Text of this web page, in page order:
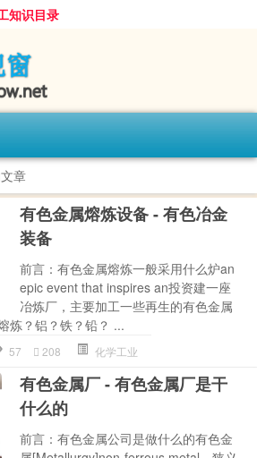
知识目录
章
有色金属熔炼设备 - 有色冶金
装备
前言：有色金属熔炼一般采用什么炉an
epic event that inspires an投资建一座
冶炼厂，主要加工一些再生的有色金属
炼？铝？铁？铅？ ...
57 208 化学工业
有色金属厂 - 有色金属厂是干
什么的
前言：有色金属公司是做什么的有色金